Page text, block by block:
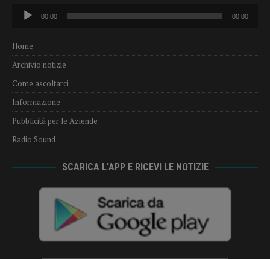
Audio
Player
00:00 00:00
Home
Archivio notizie
Come ascoltarci
Informazione
Pubblicità per le Aziende
Radio Sound
SCARICA L’APP E RICEVI LE NOTIZIE